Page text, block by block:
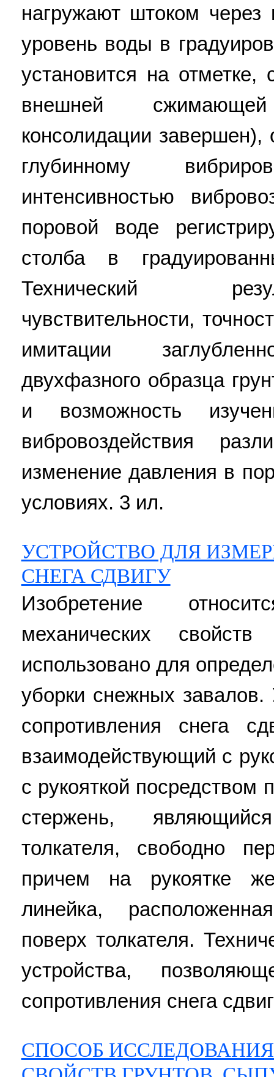
нагружают штоком
уровень воды в
установится на отметке,
внешней
консолидации завершен),
глубинному
интенсивностью
поровой воде
столба в
Технический
чувствительности,
имитации
двухфазного образца
и возможность
вибровоздействия
изменение давления в
условиях. 3 ил.
УСТРОЙСТВО ДЛЯ
СНЕГА СДВИГУ
Изобретение
механических
использовано для
уборки снежных завалов.
сопротивления снега
взаимодействующий с
с рукояткой посредством
стержень,
толкателя, свободно
причем на рукоятке
линейка,
поверх толкателя.
устройства,
сопротивления снега
СПОСОБ